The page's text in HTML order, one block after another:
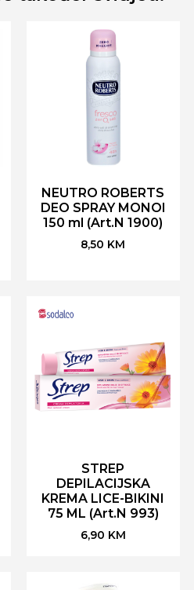
NEUTRO ROBERTS
DEO SPRAY MONOI
150 ml (Art.N 1900)
8,50 KM
STREP
DEPILACIJSKA
KREMA LICE-BIKINI
75 ML (Art.N 993)
6,90 KM